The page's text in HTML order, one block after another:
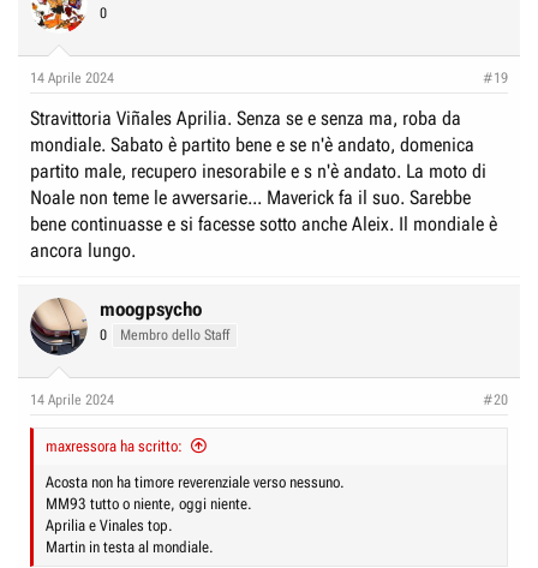
0
14 Aprile 2024 #19
Stravittoria Viñales Aprilia. Senza se e senza ma, roba da
mondiale. Sabato è partito bene e se n'è andato, domenica
partito male, recupero inesorabile e s n'è andato. La moto di
Noale non teme le avversarie... Maverick fa il suo. Sarebbe
bene continuasse e si facesse sotto anche Aleix. Il mondiale è
ancora lungo.
moogpsycho
0 Membro dello Staff
14 Aprile 2024 #20
maxressora ha scritto:
Acosta non ha timore reverenziale verso nessuno.
MM93 tutto o niente, oggi niente.
Aprilia e Vinales top.
Martin in testa al mondiale.